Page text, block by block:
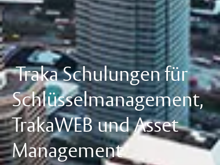
Traka Schulungen für
Schlüsselmanagement,
TrakaWEB und Asset
Management